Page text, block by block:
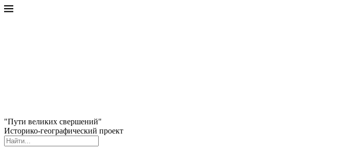
"Пути великих свершений"
Историко-географический проект